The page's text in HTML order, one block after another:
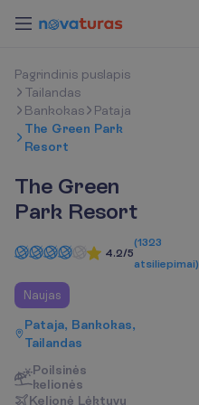
Pagrindinis puslapis
Tailandas
Bankokas
Pataja
The Green Park
Resort
The Green
Park Resort
4.2/5
(1323
atsiliepimai)
Naujas
Pataja, Bankokas,
Tailandas
Poilsinės
kelionės
Kelionė L ėktuvu